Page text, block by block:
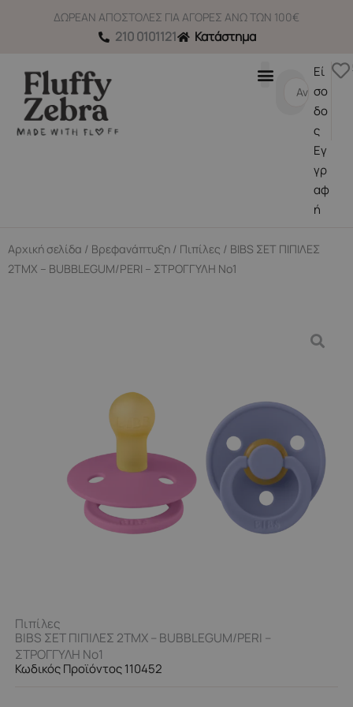
ΔΩΡΕΑΝ ΑΠΟΣΤΟΛΕΣ ΓΙΑ ΑΓΟΡΕΣ ΑΝΩ ΤΩΝ 100€
210 0101121 Κατάστημα
Search
Εί
σο
δο
ς
Εγ
γρ
αφ
ή
Αρχική σελίδα / Βρεφανάπτυξη / Πιπίλες / BIBS ΣΕΤ ΠΙΠΙΛΕΣ
2ΤΜΧ – BUBBLEGUM/PERI – ΣΤΡΟΓΓΥΛΗ No1
Πιπίλες
BIBS ΣΕΤ ΠΙΠΙΛΕΣ 2ΤΜΧ – BUBBLEGUM/PERI –
ΣΤΡΟΓΓΥΛΗ No1
Κωδικός Προϊόντος 110452